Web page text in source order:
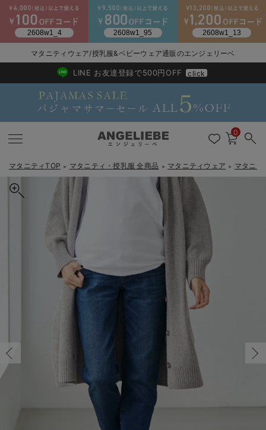
戻る
マタニティウェア全て
マタニティ ワンピース
マタニティ パンツ
マタニティ アウター（コート）・ママコート
戻る
マタニティ 下着・インナー全て
マタニティ ショーツ
産褥ショーツ
骨盤・マタニティベルト （妊娠中・産後）
戻る
授乳ワンピース
戻る
マタニティ フォーマル全て
マタニティ スーツ
マタニティ オフィス 通勤服
戻る
妊婦用 抱き枕・授乳クッション
戻る
マタニティレッグウェア全て
マタニティストッキング・タイツ
マタニティレギンス
戻る
マタニティ ボディケア全て
妊娠線クリーム
戻る
アウトレット全て
【アウトレット】ワンピース
【アウトレット】トップス・授乳トップス
【アウトレット】インナー
【アウトレット】ベビー
戻る
冷房対策
戻る
再入荷｜インナー
再入荷｜アウター
戻る
送料無料アイテム全て
トップス
パンツ
パジャマ
インナー
戻る
ブラキャミ おまとめ
MAX55%OFF ブラック
戻る
【37周年祭セール】
【37周年祭セール】
戻る
気温差別オススメア
【〜10℃】3月中旬
戻る
涼しくて可愛い「ワ
戻る
戻る
マタニティウェア
戻る
こだわりの履き心地
デニム
レギンス
戻る
きれいめトップス派
きれいめスカート派
ツィード派
王道シンプル派
戻る
出産準備応援割全て
マタニティインナー
ベビー
戻る
【オフィスカジュア
戻る
パンツタイプ
戻る
【フォーマル】ボト
【フォーマル】トッ
戻る
【ベビー】半袖
【ベビー】グッズ
戻る
2WAYオール
コンビ肌着
セット
戻る
戻る
春のマタニティワン
Aライン ・フレアワ
Iライン ・タイトシル
ワーク・オフィス
カジュアル
戻る
Gift Selection 出産
〜5,000円（税込）
〜10,000円（税込）
女の子におススメの
男の子におススメの
戻る
冬の冷え対策インナ
綿混素材
腹巻・ひざ上パンツ
レギンス・タイツ
カップ付きインナー
戻る
入院準備の持ち物チ
赤ちゃんへ使うもの
産後に使うグッズ
戻る
冬のあったか特集全て
【冬のあったか特集
【冬のあったか特集
マタニティウェア/授乳服&ベビーウェア通販のエンジェリーベ
2026/NewArrival
送料495円(一部地域を除く) 7,700円以上で送料無料
LINE お友達登録で500円OFF click
0
マタニティTOP ＞ マタニティ・授乳服 全商品 ＞ マタニティウェア ＞ マタニテ
【産前産後対応】【あったか】裏フェルトタッチデニムテーパードパ
ンツ【出産後も長く使える】
ライトブルー
7号/残り1点
カートに入れる
9号/在庫なし
9号/在庫なし
￥5,478
売り切れ